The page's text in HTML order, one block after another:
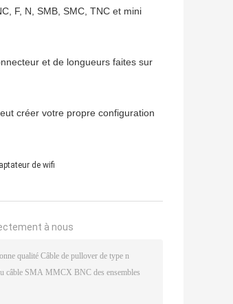
F, N, SMB, SMC, TNC et mini
et de longueurs faites sur
créer votre propre configuration
de wifi
à nous